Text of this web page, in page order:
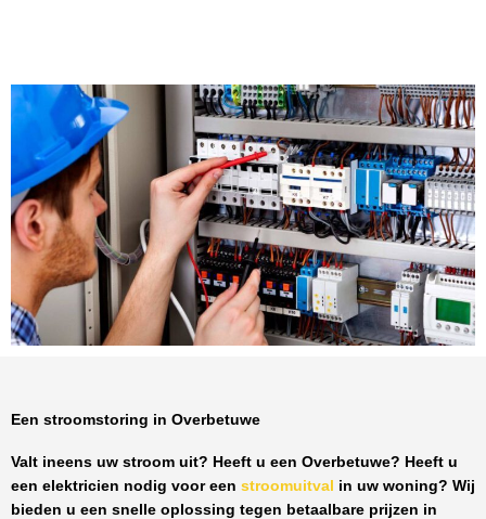
Een stroomstoring in Overbetuwe
Valt ineens uw stroom uit? Heeft u een Overbetuwe? Heeft u
een elektricien nodig voor een stroomuitval in uw woning? Wij
bieden u een snelle oplossing tegen betaalbare prijzen in